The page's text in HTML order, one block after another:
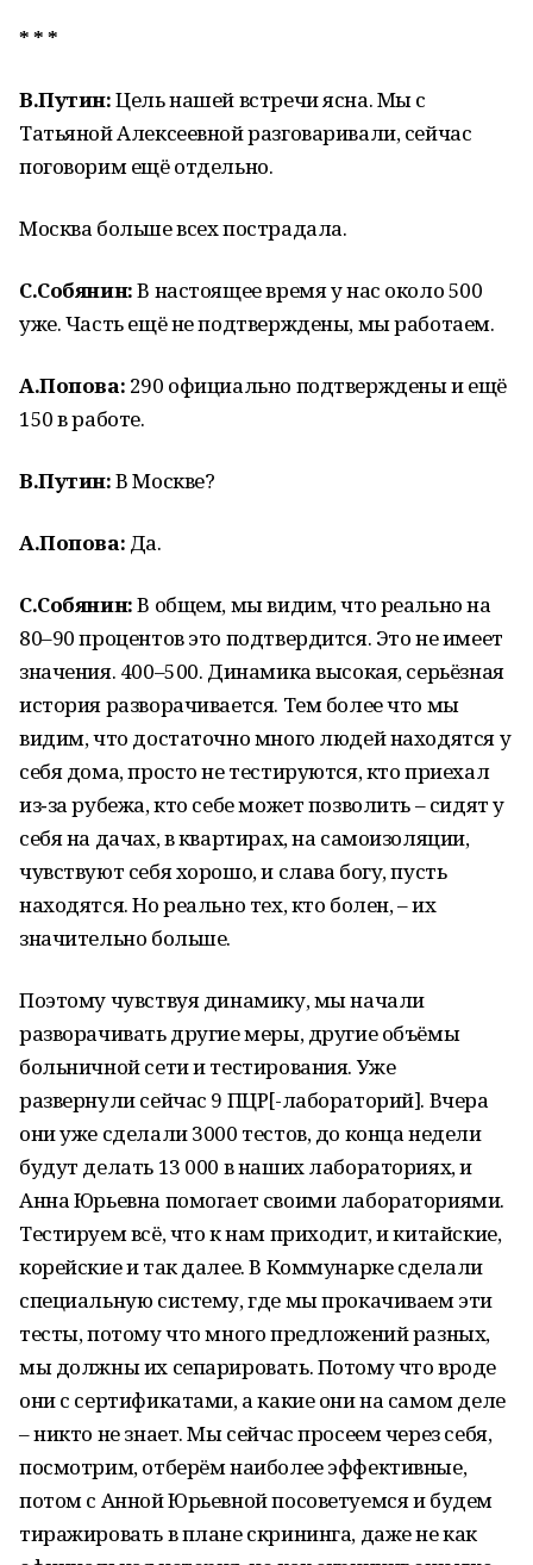
* * *
В.Путин:Цель нашей встречи ясна. Мы с
Татьяной Алексеевной разговаривали, сейчас
поговорим ещё отдельно.
Москва больше всех пострадала.
С.Собянин:В настоящее время у нас около 500
уже. Часть ещё не подтверждены, мы работаем.
А.Попова: 290 официально подтверждены и ещё
150 в работе.
В.Путин:В Москве?
А.Попова: Да.
С.Собянин:В общем, мы видим, что реально на
80–90 процентов это подтвердится. Это не имеет
значения. 400–500. Динамика высокая, серьёзная
история разворачивается. Тем более что мы
видим, что достаточно много людей находятся у
себя дома, просто не тестируются, кто приехал
из‑за рубежа, кто себе может позволить – сидят у
себя на дачах, в квартирах, на самоизоляции,
чувствуют себя хорошо, и слава богу, пусть
находятся. Но реально тех, кто болен, – их
значительно больше.
Поэтому чувствуя динамику, мы начали
разворачивать другие меры, другие объёмы
больничной сети и тестирования. Уже
развернули сейчас 9 ПЦР[-лабораторий]. Вчера
они уже сделали 3000 тестов, до конца недели
будут делать 13 000 в наших лабораториях, и
Анна Юрьевна помогает своими лабораториями.
Тестируем всё, что к нам приходит, и китайские,
корейские и так далее. В Коммунарке сделали
специальную систему, где мы прокачиваем эти
тесты, потому что много предложений разных,
мы должны их сепарировать. Потому что вроде
они с сертификатами, а какие они на самом деле
– никто не знает. Мы сейчас просеем через себя,
посмотрим, отберём наиболее эффективные,
потом с Анной Юрьевной посоветуемся и будем
тиражировать в плане скрининга, даже не как